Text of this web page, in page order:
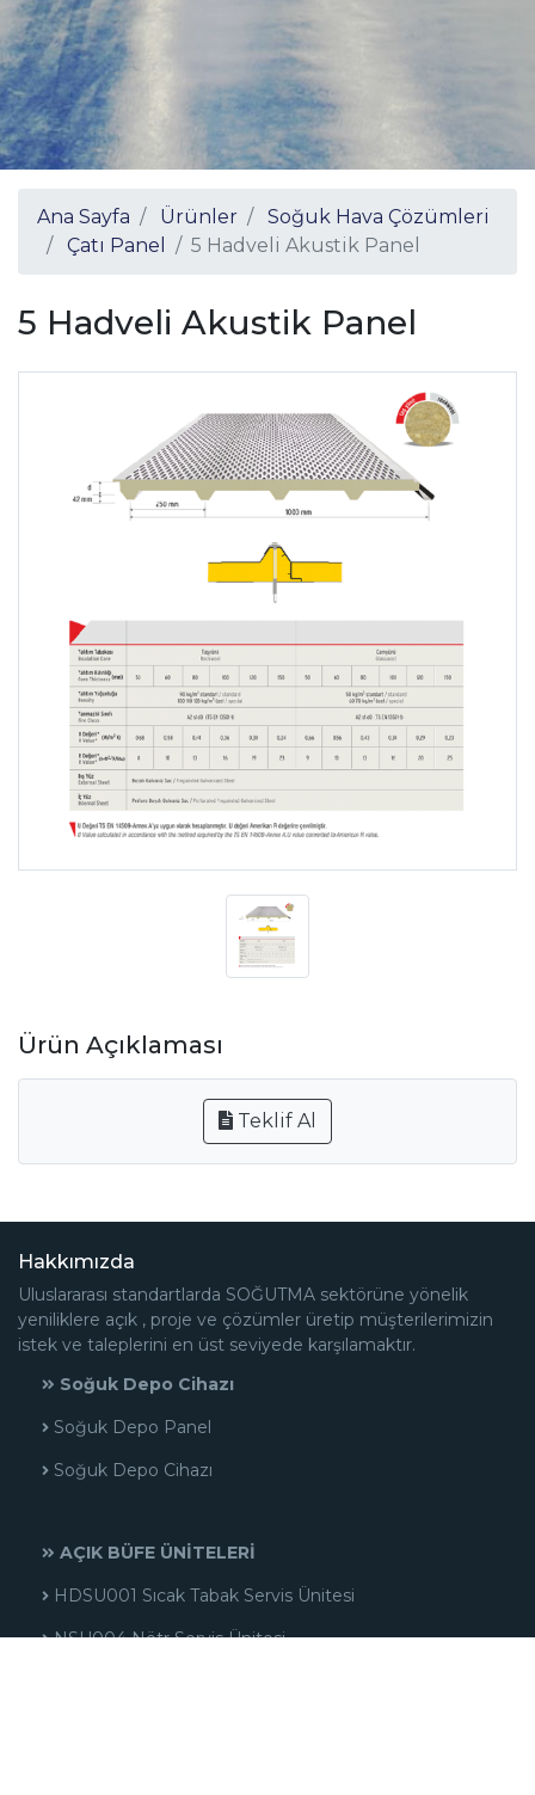
Ana Sayfa Ürünler
Soğuk Hava Çözümleri
Çatı Panel
5 Hadveli Akustik Panel
5 Hadveli Akustik Panel
Ürün Açıklaması
Teklif Al
Hakkımızda
Uluslararası standartlarda SOĞUTMA sektörüne yönelik
yeniliklere açık , proje ve çözümler üretip müşterilerimizin
istek ve taleplerini en üst seviyede karşılamaktır.
Soğuk Depo Cihazı
Soğuk Depo Panel
Soğuk Depo Cihazı
AÇIK BÜFE ÜNİTELERİ
HDSU001 Sıcak Tabak Servis Ünitesi
NSU004 Nötr Servis Ünitesi